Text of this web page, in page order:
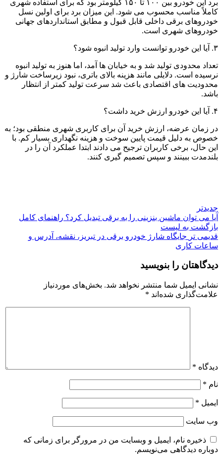
برد این خودرو بین ۱۰۰ تا ۱۵۰ کیلومتر بود که برای استفاده شهری
کاملاً مناسب محسوب می شود. این میزان برد برای اولین نسل
خودروهای برقی داخلی قابل قبول و مطابق استانداردهای جهانی
خودروهای شهری است.
۳. آیا این خودرو توانست وارد تولید انبوه شود؟
تعداد محدودی تولید شد و به خیابان ها آمد، اما هنوز به تولید انبوه
نرسیده است. دلایلی مانند هزینه بالای باتری، نبود زیرساخت شارژ و
محدودیت های اقتصادی باعث شد سرعت تولید کمتر از انتظار
باشد.
۴. آیا این خودرو ارزش خرید داشت؟
در زمان عرضه، ارزش خرید آن برای کاربری شهری منطقی بود؛ به
خصوص به دلیل قیمت پایین سوخت و هزینه نگهداری بسیار کم. با
این حال، برخی کاربران ترجیح می دادند ابتدا عملکرد آن را در
بلندمدت ببینند و سپس تصمیم گیری کنند.
جدیدتر
آیا می توان ماشین بنزینی را به برقی تبدیل کرد؟ راهنمای کامل
بازگشت به لیست
قدیمی تر جایگاه شارژ خودرو برقی در تبریز، نقشه، آدرس و
ساعات کاری
دیدگاهتان را بنویسید
نشانی ایمیل شما منتشر نخواهد شد. بخش‌های موردنیاز
علامت‌گذاری شده‌اند *
دیدگاه *
نام *
ایمیل *
وب‌ سایت
ذخیره نام، ایمیل و وبسایت من در مرورگر برای زمانی که
دوباره دیدگاهی می‌نویسم.